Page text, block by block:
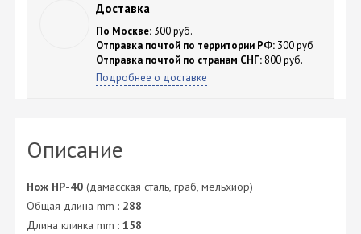
Доставка
По Москве: 300 руб.
Отправка почтой по территории РФ: 300 руб
Отправка почтой по странам СНГ: 800 руб.
Подробнее о доставке
Описание
Нож НР-40 (дамасская сталь, граб, мельхиор)
Общая длина mm : 288
Длина клинка mm : 158